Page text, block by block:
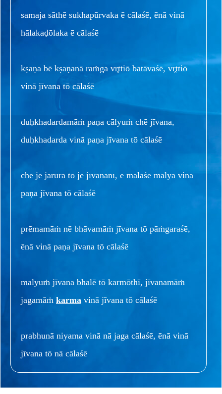
samaja sāthē sukhapūrvaka ē cālaśē, ēnā vinā
hālakaḍōlaka ē cālaśē
kṣaṇa bē kṣaṇanā raṁga vr̥ttiō batāvaśē, vr̥ttiō
vinā jīvana tō cālaśē
duḥkhadardamāṁ paṇa cālyuṁ chē jīvana,
duḥkhadarda vinā paṇa jīvana tō cālaśē
chē jē jarūra tō jē jīvananī, ē malaśē malyā vinā
paṇa jīvana tō cālaśē
prēmamāṁ nē bhāvamāṁ jīvana tō pāṁgaraśē,
ēnā vinā paṇa jīvana tō cālaśē
malyuṁ jīvana bhalē tō karmōthī, jīvanamāṁ
jagamāṁ karma vinā jīvana tō cālaśē
prabhunā niyama vinā nā jaga cālaśē, ēnā vinā
jīvana tō nā cālaśē